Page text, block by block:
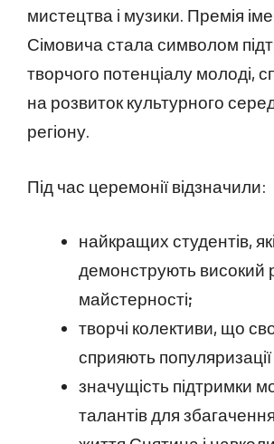
мистецтва і музики. Премія
Сімовича стала символом
творчого потенціалу молоді,
на розвиток культурного
регіону.
Під час церемонії відзначили:
найкращих студентів, які
демонструють високий
майстерності;
творчі колективи, що
сприяють
значущість підтримки
талантів для